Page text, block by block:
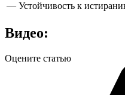
— Устойчивость к
Видео:
Оцените статью